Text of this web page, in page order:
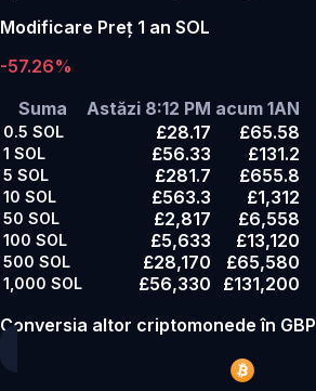
Modificare Preț 1 an SOL
-57.26%
Suma
Astăzi 8:12 PM acum 1AN
0.5 SOL £28.17 £65.58
1 SOL £56.33 £131.2
5 SOL £281.7 £655.8
10 SOL £563.3 £1,312
50 SOL £2,817 £6,558
100 SOL £5,633 £13,120
500 SOL £28,170 £65,580
1,000 SOL £56,330
£131,200
Conversia altor criptomonede în GBP